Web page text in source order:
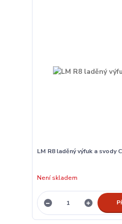
LM R8 laděný výfuk a svody
Není skladem